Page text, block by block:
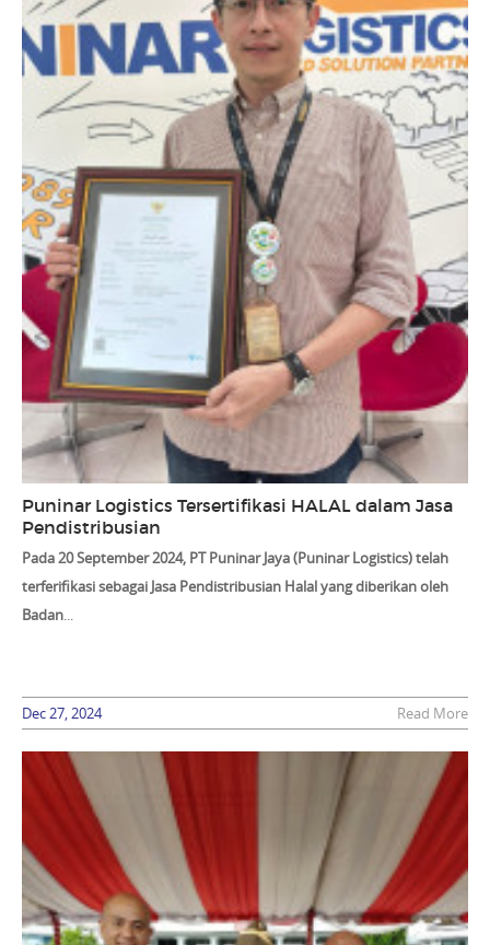
Puninar Logistics Tersertifikasi HALAL dalam Jasa
Pendistribusian
Pada 20 September 2024, PT Puninar Jaya (Puninar Logistics) telah
terferifikasi sebagai Jasa Pendistribusian Halalyang diberikan oleh
Badan...
Dec 27, 2024 Read More